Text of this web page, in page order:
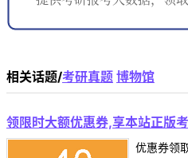
相关话题/考研真题 博物馆
领限时大额优惠券,享本站正版
优惠券领